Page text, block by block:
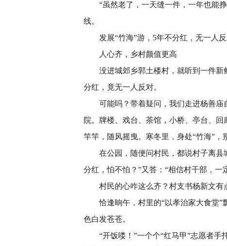
“虽然老了，一天缝一件，一年也能挣
线。
发展“竹海”游，5年不分红，无一人
人心齐，乡村颜值更高
没进城郊乡郭土楼村，就听到一件新
分红，竟无一人反对。
可能吗？带着疑问，我们走进杨善庙
院。牌楼、戏台、茶馆，小桥、亭台、
竿竿，随风摇曳。寒冬里，身处“竹海”，
在公园，随便问村民，都说村子离县
分红，怕不怕？”又答：“相信村干部，一
村民的心咋这么齐？村支书杨新文有
恰逢晌午，村里的“以孝治家大食堂”
色白发苍苍。
“开饭喽！”一个个“红马甲”志愿者手